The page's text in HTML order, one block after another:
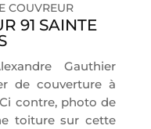
COUVREUR
91 SAINTE
Gauthier
de couverture à
contre, photo de
toiture sur cette